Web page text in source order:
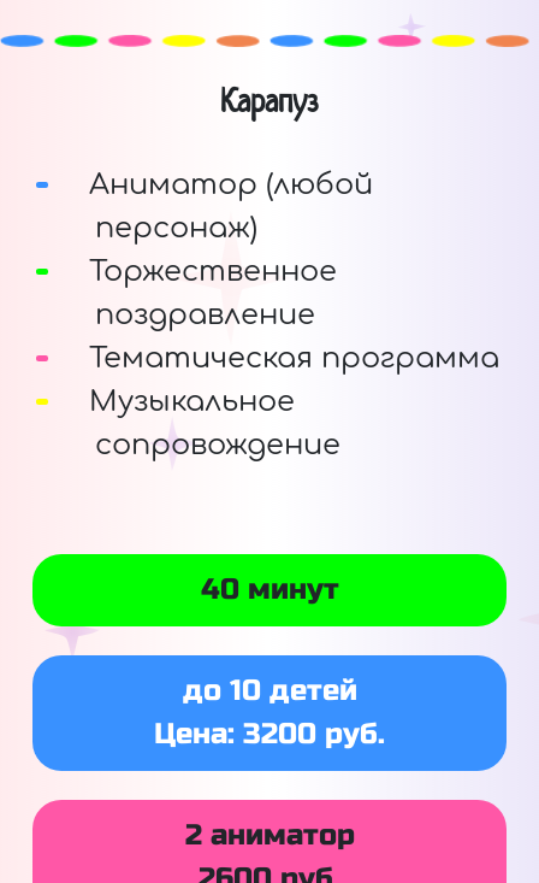
Карапуз
Аниматор (любой
персонаж)
Торжественное
поздравление
Тематическая программа
Музыкальное
сопровождение
40 минут
до 10 детей
Цена: 3200 руб.
2 аниматор